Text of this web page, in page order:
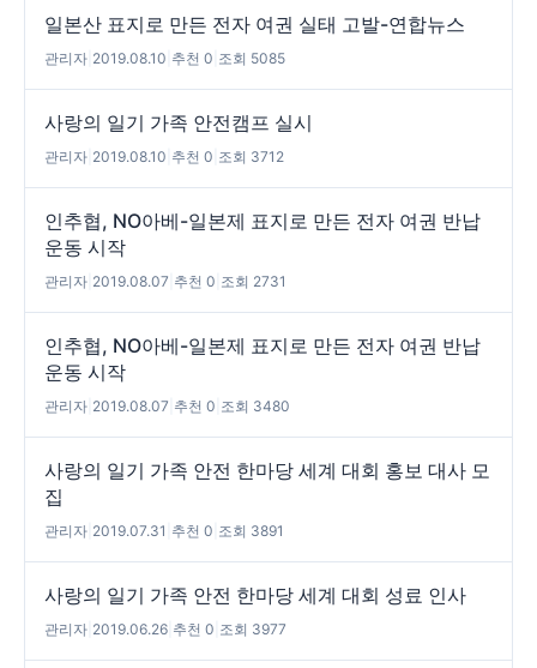
일본산 표지로 만든 전자 여권 실태 고발-연합뉴스
관리자 2019.08.10 추천 0 조회 5085
사랑의 일기 가족 안전캠프 실시
관리자 2019.08.10 추천 0 조회 3712
인추협, NO아베-일본제 표지로 만든 전자 여권 반납
운동 시작
관리자 2019.08.07 추천 0 조회 2731
인추협, NO아베-일본제 표지로 만든 전자 여권 반납
운동 시작
관리자 2019.08.07 추천 0 조회 3480
사랑의 일기 가족 안전 한마당 세계 대회 홍보 대사 모
집
관리자 2019.07.31 추천 0 조회 3891
사랑의 일기 가족 안전 한마당 세계 대회 성료 인사
관리자 2019.06.26 추천 0 조회 3977